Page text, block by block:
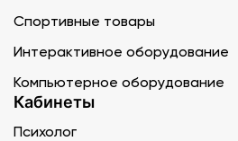
Спортивные товары
Интерактивное оборудование
Компьютерное оборудование
Кабинеты
Психолог